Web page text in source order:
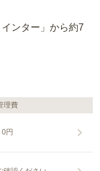
ンター」から約7
理費
0円